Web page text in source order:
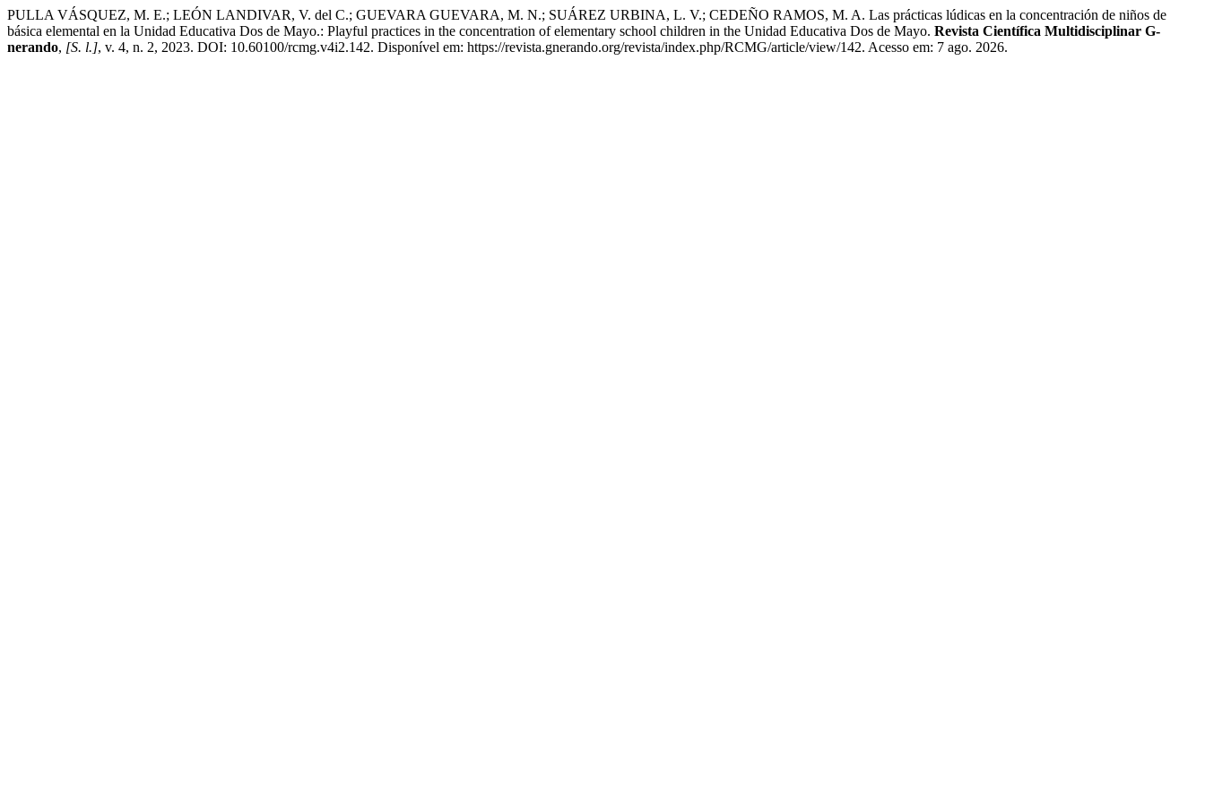
PULLA VÁSQUEZ, M. E.; LEÓN LANDIVAR, V. del C.; GUEVARA GUEVARA, M. N.; SUÁREZ URBINA, L. V.; CEDEÑO RAMOS, M. A. Las prácticas lúdicas en la concentración de niños de
básica elemental en la Unidad Educativa Dos de Mayo.: Playful practices in the concentration of elementary school children in the Unidad Educativa Dos de Mayo. Revista Científica Multidisciplinar G-
nerando, [S. l.], v. 4, n. 2, 2023. DOI: 10.60100/rcmg.v4i2.142. Disponível em: https://revista.gnerando.org/revista/index.php/RCMG/article/view/142. Acesso em: 7 ago. 2026.